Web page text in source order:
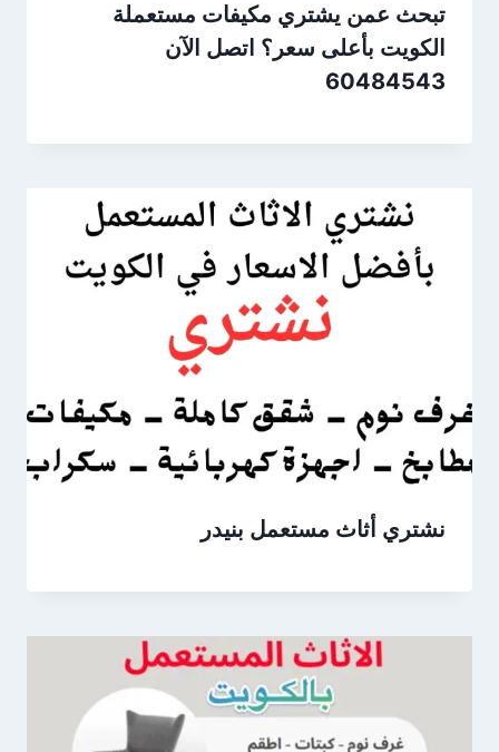
تبحث عمن يشتري مكيفات مستعملة
الكويت بأعلى سعر؟ اتصل الآن
60484543
نشتري أثاث مستعمل بنيدر